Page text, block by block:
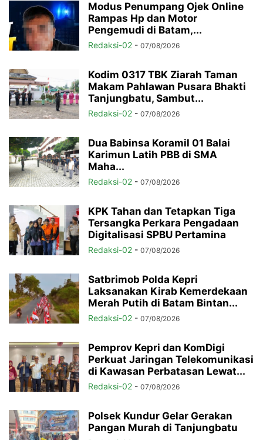
Modus Penumpang Ojek Online
Rampas Hp dan Motor
Pengemudi di Batam,...
Redaksi-02 - 07/08/2026
Kodim 0317 TBK Ziarah Taman
Makam Pahlawan Pusara Bhakti
Tanjungbatu, Sambut...
Redaksi-02 - 07/08/2026
Dua Babinsa Koramil 01 Balai
Karimun Latih PBB di SMA
Maha...
Redaksi-02 - 07/08/2026
KPK Tahan dan Tetapkan Tiga
Tersangka Perkara Pengadaan
Digitalisasi SPBU Pertamina
Redaksi-02 - 07/08/2026
Satbrimob Polda Kepri
Laksanakan Kirab Kemerdekaan
Merah Putih di Batam Bintan...
Redaksi-02 - 07/08/2026
Pemprov Kepri dan KomDigi
Perkuat Jaringan Telekomunikasi
di Kawasan Perbatasan Lewat...
Redaksi-02 - 07/08/2026
Polsek Kundur Gelar Gerakan
Pangan Murah di Tanjungbatu